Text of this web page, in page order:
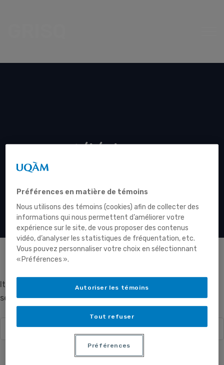
téléphone
It seems we can’t find what you’re looking for. Perhaps
searching can help.
Search
Préférences en matière de témoins
Nous utilisons des témoins (cookies) afin de collecter des
informations qui nous permettent d’améliorer votre
expérience sur le site, de vous proposer des contenus
vidéo, d’analyser les statistiques de fréquentation, etc.
Vous pouvez personnaliser votre choix en sélectionnant
« Préférences ».
Tout refuser
Autoriser les témoins
Préférences